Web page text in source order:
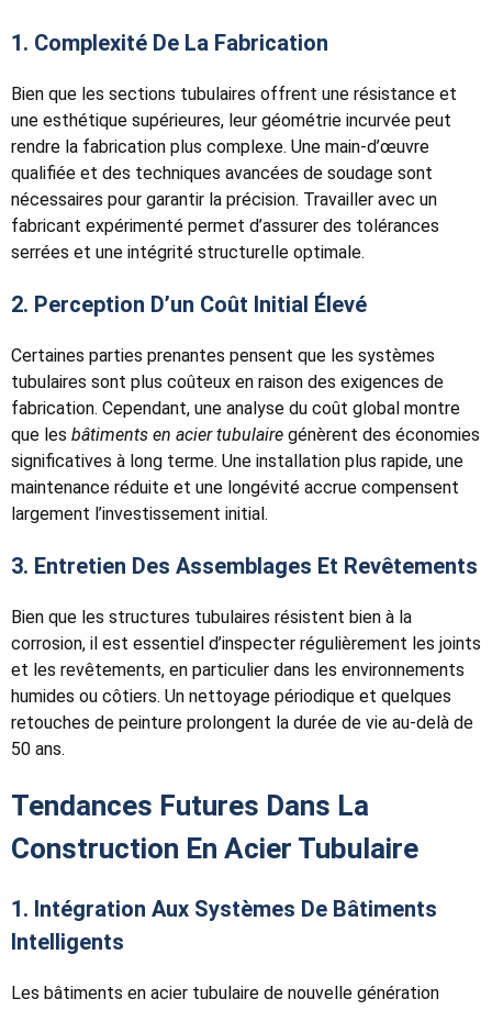
1. Complexité De La Fabrication
Bien que les sections tubulaires offrent une résistance et
une esthétique supérieures, leur géométrie incurvée peut
rendre la fabrication plus complexe. Une main-d’œuvre
qualifiée et des techniques avancées de soudage sont
nécessaires pour garantir la précision. Travailler avec un
fabricant expérimenté permet d’assurer des tolérances
serrées et une intégrité structurelle optimale.
2. Perception D’un Coût Initial Élevé
Certaines parties prenantes pensent que les systèmes
tubulaires sont plus coûteux en raison des exigences de
fabrication. Cependant, une analyse du coût global montre
que les bâtiments en acier tubulaire génèrent des économies
significatives à long terme. Une installation plus rapide, une
maintenance réduite et une longévité accrue compensent
largement l’investissement initial.
3. Entretien Des Assemblages Et Revêtements
Bien que les structures tubulaires résistent bien à la
corrosion, il est essentiel d’inspecter régulièrement les joints
et les revêtements, en particulier dans les environnements
humides ou côtiers. Un nettoyage périodique et quelques
retouches de peinture prolongent la durée de vie au-delà de
50 ans.
Tendances Futures Dans La
Construction En Acier Tubulaire
1. Intégration Aux Systèmes De Bâtiments
Intelligents
Les bâtiments en acier tubulaire de nouvelle génération